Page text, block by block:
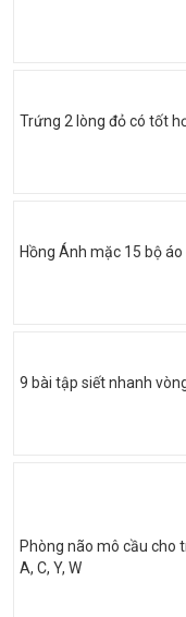
Trứng 2 lòng đỏ có tốt
Hồng Ánh mặc 15 bộ
9 bài tập siết nhanh
Phòng não mô cầu cho
A, C, Y, W